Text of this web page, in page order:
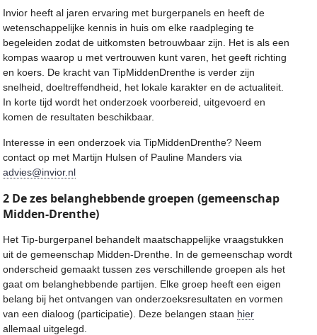
Invior heeft al jaren ervaring met burgerpanels en heeft de
wetenschappelijke kennis in huis om elke raadpleging te
begeleiden zodat de uitkomsten betrouwbaar zijn. Het is als een
kompas waarop u met vertrouwen kunt varen, het geeft richting
en koers. De kracht van TipMiddenDrenthe is verder zijn
snelheid, doeltreffendheid, het lokale karakter en de actualiteit.
In korte tijd wordt het onderzoek voorbereid, uitgevoerd en
komen de resultaten beschikbaar.
Interesse in een onderzoek via TipMiddenDrenthe? Neem
contact op met Martijn Hulsen of Pauline Manders via
advies@invior.nl
2 De zes belanghebbende groepen (gemeenschap
Midden-Drenthe)
Het Tip-burgerpanel behandelt maatschappelijke vraagstukken
uit de gemeenschap Midden-Drenthe. In de gemeenschap wordt
onderscheid gemaakt tussen zes verschillende groepen als het
gaat om belanghebbende partijen. Elke groep heeft een eigen
belang bij het ontvangen van onderzoeksresultaten en vormen
van een dialoog (participatie). Deze belangen staan hier
allemaal uitgelegd.